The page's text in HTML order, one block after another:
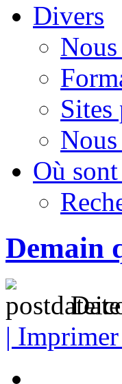
Divers
Sites
Où
Demain
| Imprimer